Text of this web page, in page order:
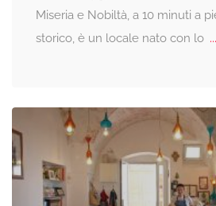
Miseria e Nobiltà, a 10 minuti a
storico, è un locale nato con lo